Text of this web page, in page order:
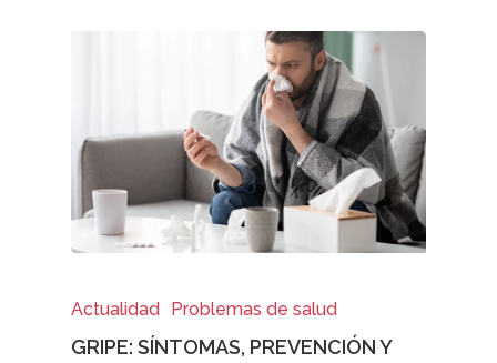
Actualidad Problemas de salud
GRIPE: SÍNTOMAS, PREVENCIÓN Y